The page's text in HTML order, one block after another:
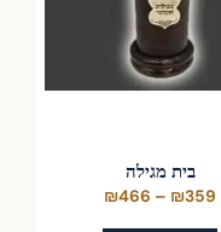
בית מגילה
₪359
–
₪466
טווח